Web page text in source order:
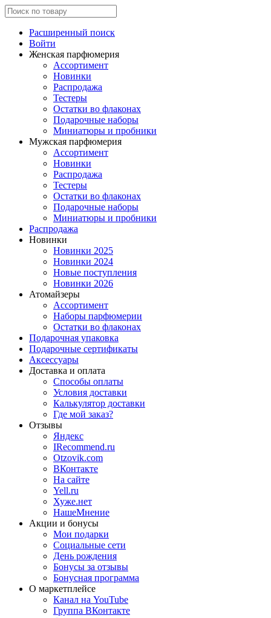
Расширенный поиск
Войти
Женская парфюмерия
Ассортимент
Новинки
Распродажа
Тестеры
Остатки во флаконах
Подарочные наборы
Миниатюры и пробники
Мужская парфюмерия
Ассортимент
Новинки
Распродажа
Тестеры
Остатки во флаконах
Подарочные наборы
Миниатюры и пробники
Распродажа
Новинки
Новинки 2025
Новинки 2024
Новые поступления
Новинки 2026
Атомайзеры
Ассортимент
Наборы парфюмерии
Остатки во флаконах
Подарочная упаковка
Подарочные сертификаты
Аксессуары
Доставка и оплата
Способы оплаты
Условия доставки
Калькулятор доставки
Где мой заказ?
Отзывы
Яндекс
IRecommend.ru
Otzovik.com
ВКонтакте
На сайте
Yell.ru
Хуже.нет
НашеМнение
Акции и бонусы
Мои подарки
Социальные сети
День рождения
Бонусы за отзывы
Бонусная программа
О маркетплейсе
Канал на YouTube
Группа ВКонтакте